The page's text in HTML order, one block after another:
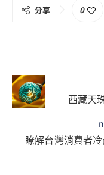
分享 0
西藏天
瞭解台灣消費者